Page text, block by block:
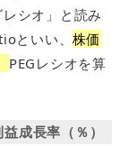
シオ」と読み
といい、株価
PEGレシオを算
成長率（％）